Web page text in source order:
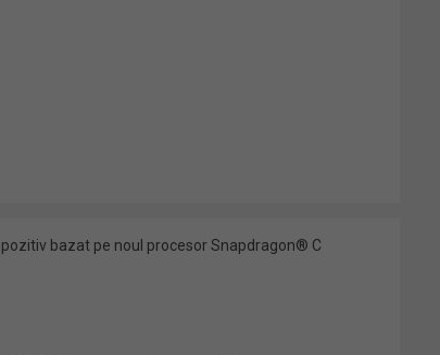
bazat pe noul procesor Snapdragon® C